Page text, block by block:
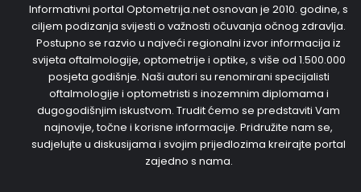
Informativni portal Optometrija.net osnovan je 2010. godine, s
ciljem podizanja svijesti o važnosti očuvanja očnog zdravlja.
Postupno se razvio u najveći regionalni izvor informacija iz
svijeta oftalmologije, optometrije i optike, s više od 1.500.000
posjeta godišnje. Naši autori su renomirani specijalisti
oftalmologije i optometristi s inozemnim diplomama i
dugogodišnjim iskustvom. Trudit ćemo se predstaviti Vam
najnovije, točne i korisne informacije. Pridružite nam se,
sudjelujte u diskusijama i svojim prijedlozima kreirajte portal
zajedno s nama.